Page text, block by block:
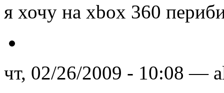
я хочу на xbox 360
чт, 02/26/2009 - 10:08 —